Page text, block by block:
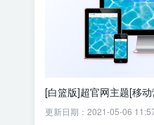
[白篮版]超官网主题[移动
更新日期：2021-05-06